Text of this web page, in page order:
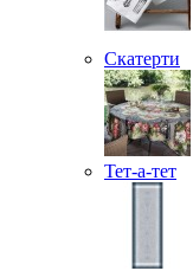
Скатерти
Тет-а-тет